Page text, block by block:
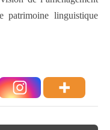
patrimoine linguistique